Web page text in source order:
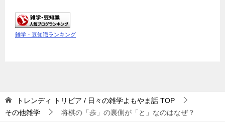
雑学・豆知識ランキング
トレンディ トリビア / 日々の雑学よもやま話 TOP
その他雑学
将棋の「歩」の裏側が「と」なのはなぜ？